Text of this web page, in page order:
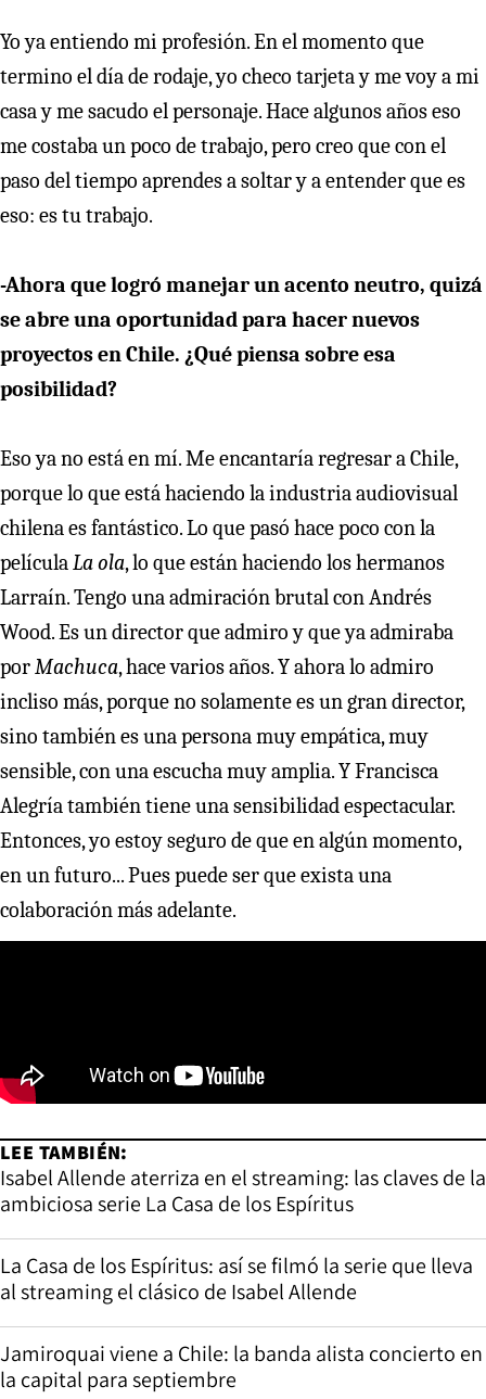
Yo ya entiendo mi profesión. En el momento que
termino el día de rodaje, yo checo tarjeta y me voy a mi
casa y me sacudo el personaje. Hace algunos años eso
me costaba un poco de trabajo, pero creo que con el
paso del tiempo aprendes a soltar y a entender que es
eso: es tu trabajo.
-Ahora que logró manejar un acento neutro, quizá
se abre una oportunidad para hacer nuevos
proyectos en Chile. ¿Qué piensa sobre esa
posibilidad?
Eso ya no está en mí. Me encantaría regresar a Chile,
porque lo que está haciendo la industria audiovisual
chilena es fantástico. Lo que pasó hace poco con la
películaLa ola, lo que están haciendo los hermanos
Larraín. Tengo una admiración brutal con Andrés
Wood. Es un director que admiro y que ya admiraba
porMachuca, hace varios años. Y ahora lo admiro
incliso más, porque no solamente es un gran director,
sino también es una persona muy empática, muy
sensible, con una escucha muy amplia. Y Francisca
Alegría también tiene una sensibilidad espectacular.
Entonces, yo estoy seguro de que en algún momento,
en un futuro... Pues puede ser que exista una
colaboración más adelante.
LEE TAMBIÉN:
Isabel Allende aterriza en el streaming: las claves de la
ambiciosa serie La Casa de los Espíritus
La Casa de los Espíritus: así se filmó la serie que lleva
al streaming el clásico de Isabel Allende
Jamiroquai viene a Chile: la banda alista concierto en
la capital para septiembre